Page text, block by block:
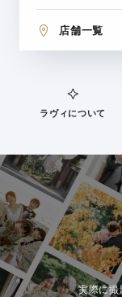
店舗一覧
ラヴィについて
実際に撮